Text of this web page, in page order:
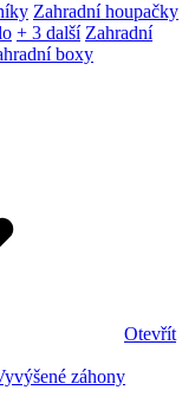
Zahradní houpačky
+ 3 další Zahradní
boxy
Otevřít
záhony